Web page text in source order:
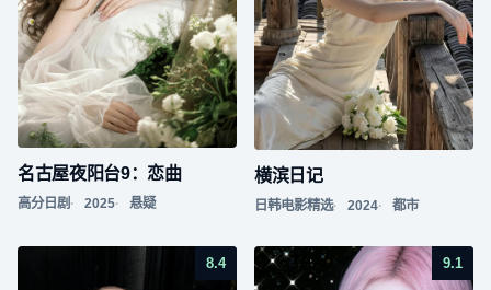
名古屋夜阳台9：恋曲
高分日剧 2025 悬疑
横滨日记
日韩电影精选 2024 都市
8.4 9.1